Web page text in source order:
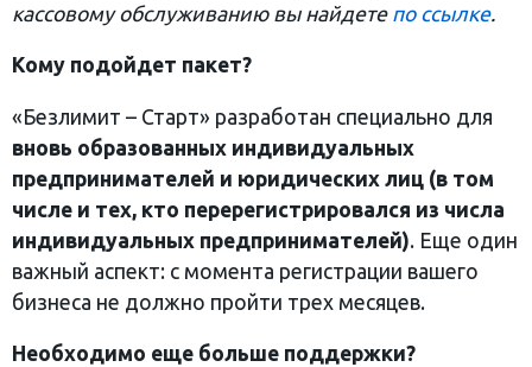
кассовому обслуживанию вы найдете по ссылке.
Кому подойдет пакет?
«Безлимит – Старт» разработан специально для
вновь образованных индивидуальных
предпринимателей и юридических лиц (в том
числе и тех, кто перерегистрировался из числа
индивидуальных предпринимателей). Еще один
важный аспект: с момента регистрации вашего
бизнеса не должно пройти трех месяцев.
Необходимо еще больше поддержки?